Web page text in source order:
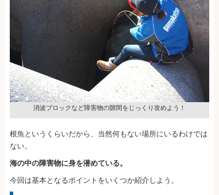
消波ブロックなど障害物の隙間をじっくり攻めよう！
根魚というくらいだから、当然何もない場所にいるわけでは
ない。
海の中の障害物に身を潜めている。
今回は基本となるポイントをいくつか紹介しよう。